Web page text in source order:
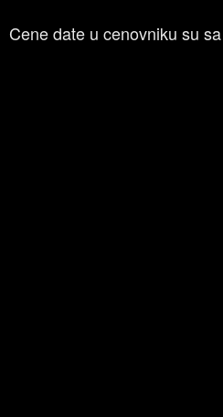
Cene date u cenovniku su